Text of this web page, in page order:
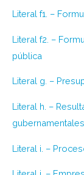
Literal f1. –
Literal f2. –
pública
Literal g. –
Literal h. –
gubernamentales
Literal i. –